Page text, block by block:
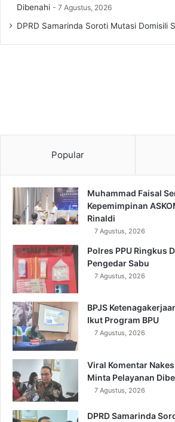
Dibenahi
7 Agustus, 2026
DPRD Samarinda Soroti Mutasi Domisili
Popular
Muhammad Faisal
Kepemimpinan
Rinaldi
7 Agustus, 2026
Polres PPU Ringkus
Pengedar Sabu
7 Agustus, 2026
BPJS
Ikut Program BPU
7 Agustus, 2026
Viral Komentar
Minta Pelayanan
7 Agustus, 2026
DPRD Samarinda